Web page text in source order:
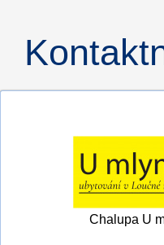
Chalupa U